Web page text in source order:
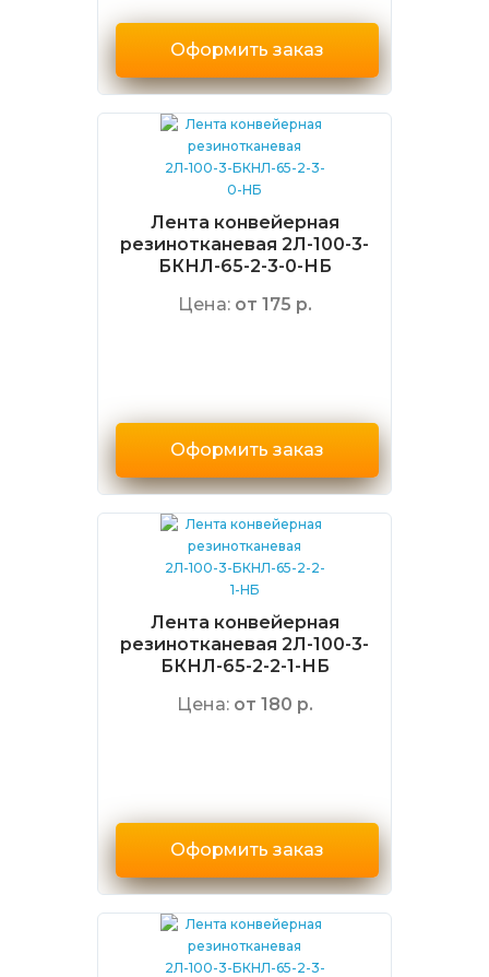
Оформить заказ
Лента конвейерная
резинотканевая 2Л-100-3-
БКНЛ-65-2-3-0-НБ
Цена: от 175 р.
Оформить заказ
Лента конвейерная
резинотканевая 2Л-100-3-
БКНЛ-65-2-2-1-НБ
Цена: от 180 р.
Оформить заказ